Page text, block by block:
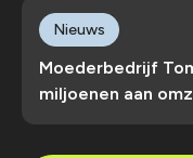
Moederbedrijf
miljoenen aan
Nieuws